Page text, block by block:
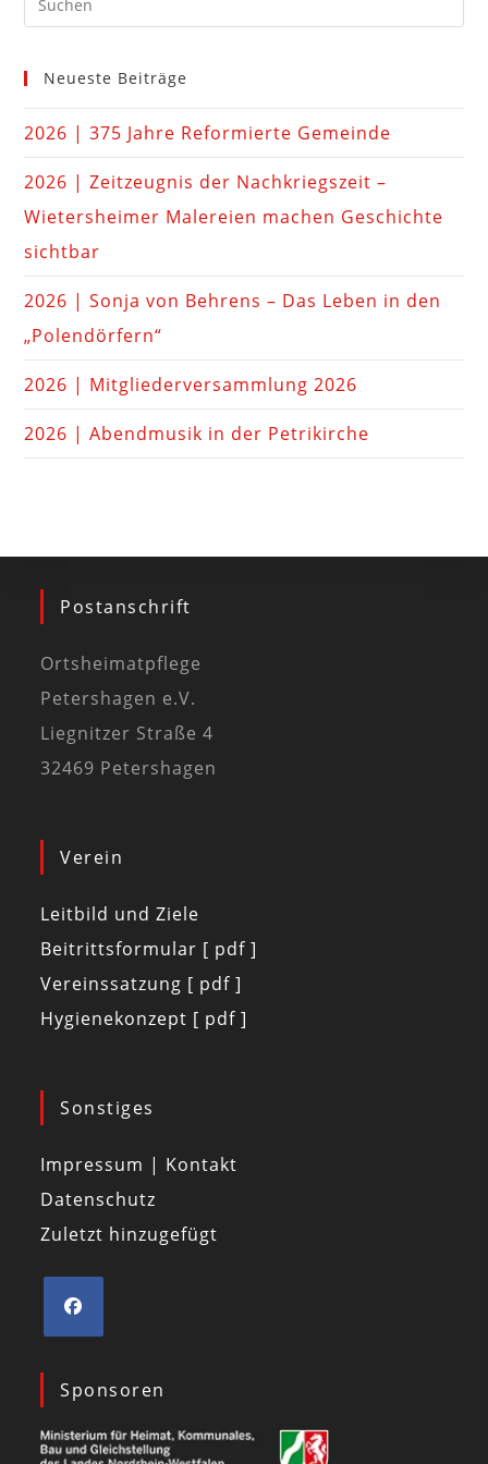
Neueste Beiträge
2026 | 375 Jahre Reformierte Gemeinde
2026 | Zeitzeugnis der Nachkriegszeit –
Wietersheimer Malereien machen Geschichte
sichtbar
2026 | Sonja von Behrens – Das Leben in den
„Polendörfern“
2026 | Mitgliederversammlung 2026
2026 | Abendmusik in der Petrikirche
Postanschrift
Ortsheimatpflege
Petershagen e.V.
Liegnitzer Straße 4
32469 Petershagen
Verein
Leitbild und Ziele
Beitrittsformular [ pdf ]
Vereinssatzung [ pdf ]
Hygienekonzept [ pdf ]
Sonstiges
Impressum | Kontakt
Datenschutz
Zuletzt hinzugefügt
Sponsoren